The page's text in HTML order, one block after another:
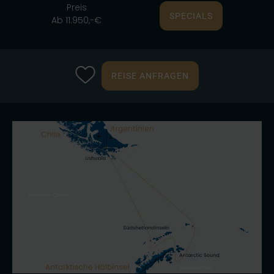
Preis
Ab 11.950,-€
SPECIALS
REISE ANFRAGEN